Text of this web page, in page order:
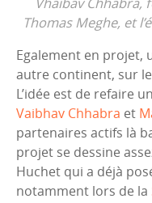
Thomas Meghe, et
Egalement en projet,
autre continent, sur
L’idée est de refaire un
Vaibhav Chhabra et
partenaires actifs là
projet se dessine
Huchet qui a déjà
notamment lors de la